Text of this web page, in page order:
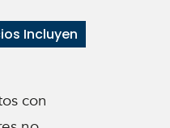
Incluyen
con